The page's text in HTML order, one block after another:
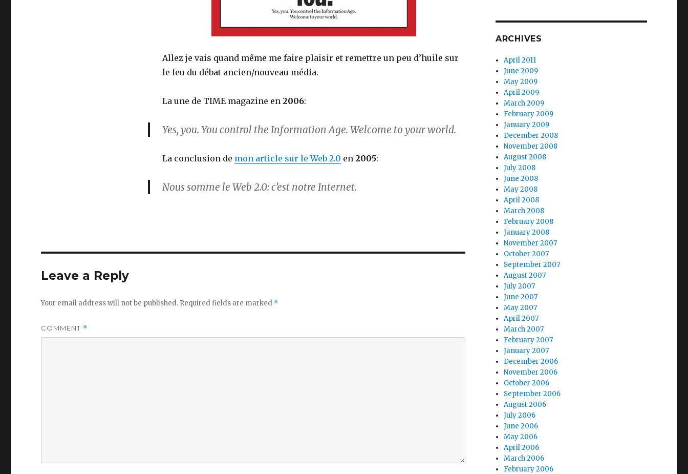
Allez je vais quand même me faire plaisir et remettre un peu d’huile sur
le feu du débat ancien/nouveau média.
La une de TIME magazine en 2006:
Yes, you. You control the Information Age. Welcome to your world.
La conclusion de mon article sur le Web 2.0 en 2005:
Nous somme le Web 2.0: c’est notre Internet.
Leave a Reply
Your email address will not be published. Required fields are marked *
COMMENT *
ARCHIVES
April 2011
June 2009
May 2009
April 2009
March 2009
February 2009
January 2009
December 2008
November 2008
August 2008
July 2008
June 2008
May 2008
April 2008
March 2008
February 2008
January 2008
November 2007
October 2007
September 2007
August 2007
July 2007
June 2007
May 2007
April 2007
March 2007
February 2007
January 2007
December 2006
November 2006
October 2006
September 2006
August 2006
July 2006
June 2006
May 2006
April 2006
March 2006
February 2006